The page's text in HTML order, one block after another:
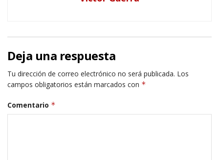
Deja una respuesta
Tu dirección de correo electrónico no será publicada. Los
campos obligatorios están marcados con *
Comentario *